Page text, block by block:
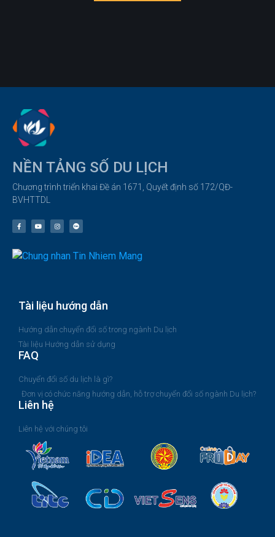
NỀN TẢNG SỐ DU LỊCH
Chương trình triển khai Đề án 1671, Quyết định số 172/QĐ-
BVHTTDL
Tài liệu hướng dẫn
Hướng dẫn chuyển đổi số trong ngành Du lịch
Tài liệu Hướng dẫn sử dụng
FAQ
Chuyển đổi số du lịch là gì?
Đơn vị có chức năng hướng dẫn, hỗ trợ chuyển đổi số ngành Du lịch?
Liên hệ
Liên hệ với chúng tôi